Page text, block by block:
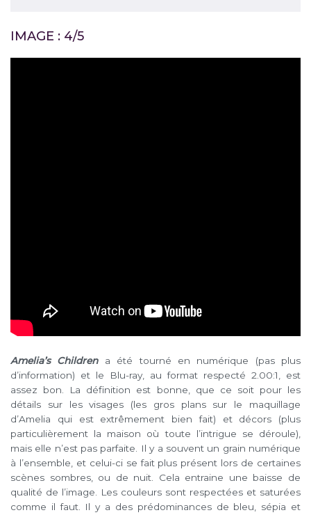
IMAGE : 4/5
Amelia’s Children a été tourné en numérique (pas plus
d’information) et le Blu-ray, au format respecté 2.00:1, est
assez bon. La définition est bonne, que ce soit pour les
détails sur les visages (les gros plans sur le maquillage
d’Amelia qui est extrêmement bien fait) et décors (plus
particulièrement la maison où toute l’intrigue se déroule),
mais elle n’est pas parfaite. Il y a souvent un grain numérique
à l’ensemble, et celui-ci se fait plus présent lors de certaines
scènes sombres, ou de nuit. Cela entraine une baisse de
qualité de l’image. Les couleurs sont respectées et saturées
comme il faut. Il y a des prédominances de bleu, sépia et